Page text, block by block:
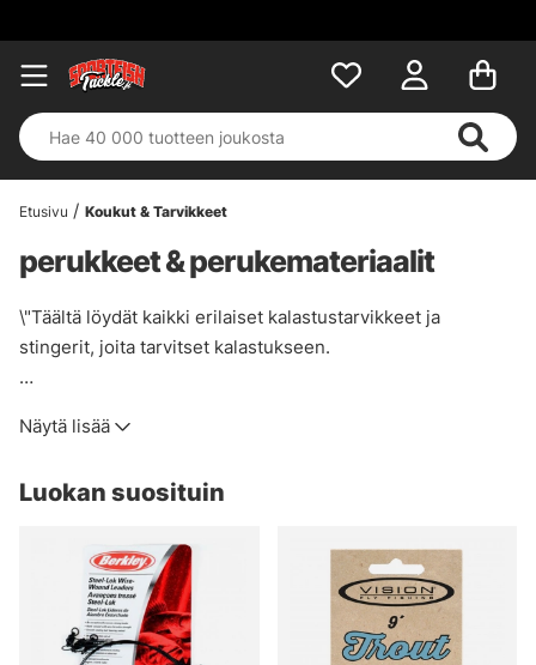
Etusivu Koukut & Tarvikkeet
perukkeet & perukemateriaalit
\"Täältä löydät kaikki erilaiset kalastustarvikkeet ja
stingerit, joita tarvitset kalastukseen.
takiloihin, jotka ovat Ruotsin markkinoiden parhaimmistoa
takiloihimme, jotka ovat Ruotsin markkinoiden
parhaimmistoa. Käsintehtyjen krimppien ja korkealaatuisen
nailonin är det riktigt beautiful rigs.
Näytä lisää
Luokan suosituin